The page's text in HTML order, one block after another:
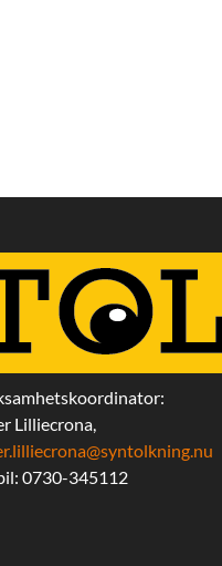
Lilliecrona,
0730-345112